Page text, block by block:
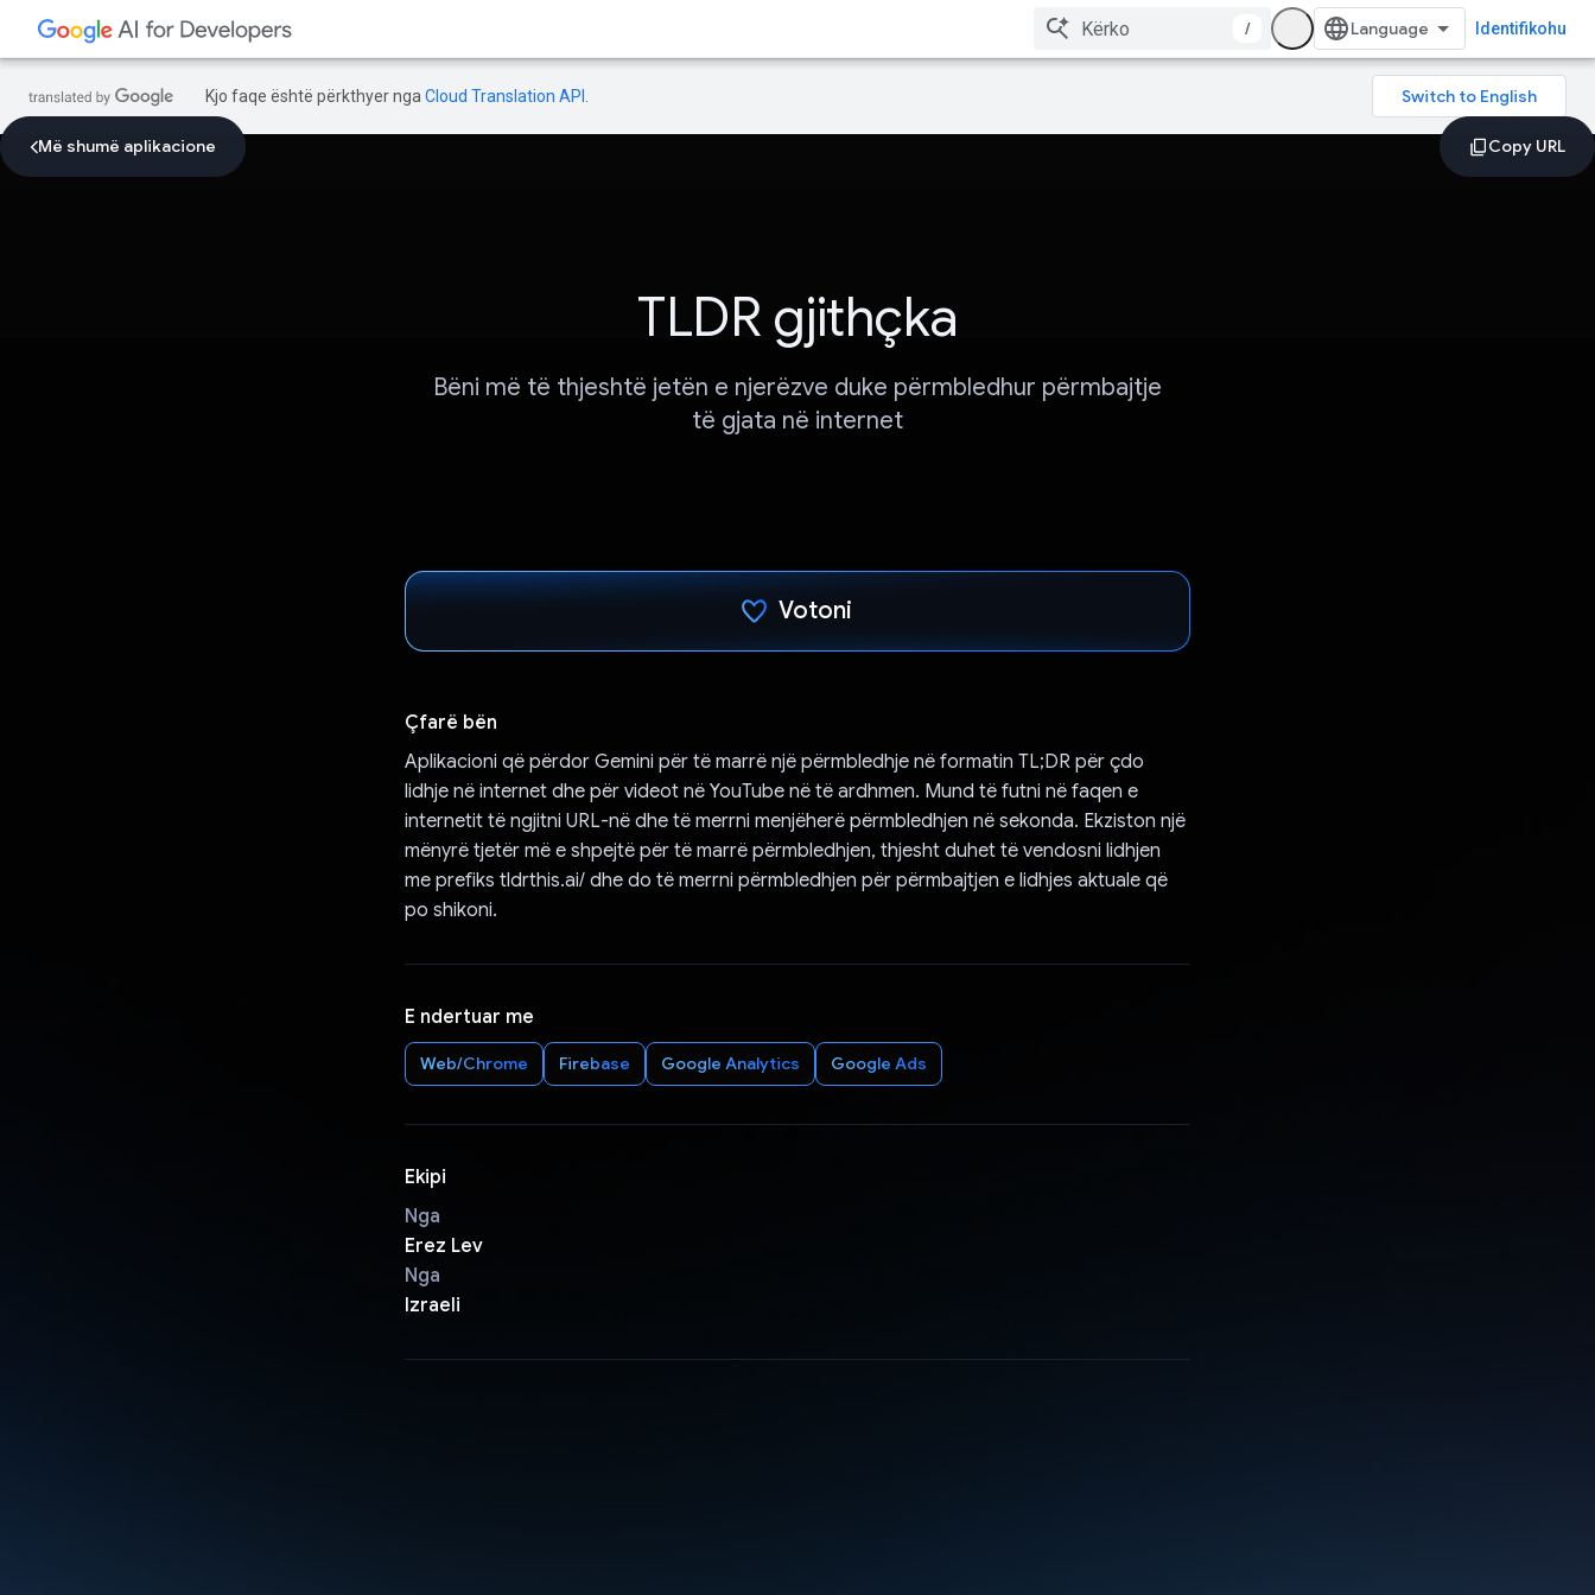
/ Identifikohu
Kjo faqe është përkthyer nga Cloud Translation API
Më shumë aplikacione
TLDR gjithçka
Bëni më të thjeshtë jetën e njerëzve duke përmbledhur përmbajtje
të gjata në internet
Votoni
Çfarë bën
Aplikacioni që përdor Gemini për të marrë një përmbledhje në formatin TL;DR për çdo
lidhje në internet dhe për videot në YouTube në të ardhmen. Mund të futni në faqen e
internetit të ngjitni URL-në dhe të merrni menjëherë përmbledhjen në sekonda. Ekziston një
mënyrë tjetër më e shpejtë për të marrë përmbledhjen, thjesht duhet të vendosni lidhjen
me prefiks tldrthis.ai/ dhe do të merrni përmbledhjen për përmbajtjen e lidhjes aktuale që
po shikoni.
E ndertuar me
Web/Chrome Firebase Google Analytics Google Ads
Ekipi
Nga
Erez Lev
Nga
Izraeli